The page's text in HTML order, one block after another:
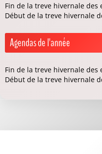
Fin de la treve hivernale des
Début de la treve hivernale
Agendas de l'année
Fin de la treve hivernale des
Début de la treve hivernale